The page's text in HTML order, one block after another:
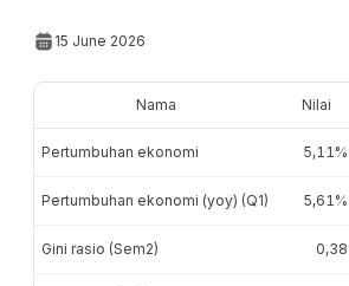
15 June 2026
Nama Nilai
Pertumbuhan ekonomi 5,11%
Pertumbuhan ekonomi (yoy) (Q1) 5,61%
Gini rasio (Sem2) 0,38